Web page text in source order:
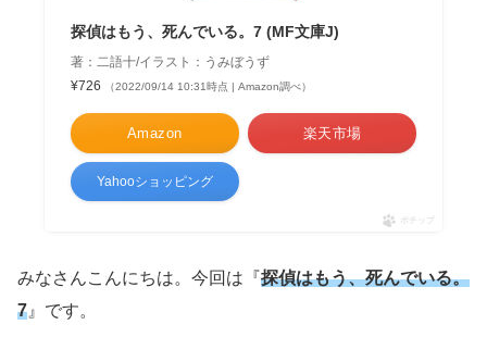
探偵はもう、死んでいる。7 (MF文庫J)
著：二語十/イラスト：うみぼうず
¥726
（2022/09/14 10:31時点 | Amazon調べ）
Amazon 楽天市場
Yahooショッピング
ポチップ
みなさんこんにちは。今回は『探偵はもう、死んでいる。
7 』です。